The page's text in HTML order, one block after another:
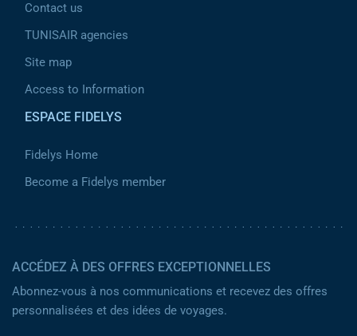
Contact us
TUNISAIR agencies
Site map
Access to Information
ESPACE FIDELYS
Fidelys Home
Become a Fidelys member
ACCÉDEZ À DES OFFRES EXCEPTIONNELLES
Abonnez-vous à nos communications et recevez des offres
personnalisées et des idées de voyages.